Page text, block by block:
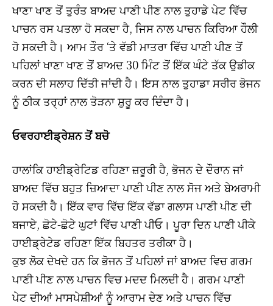
ਖਾਣਾ ਖਾਣ ਤੋਂ ਤੁਰੰਤ ਬਾਅਦ ਪਾਣੀ ਪੀਣ ਨਾਲ ਤੁਹਾਡੇ ਪੇਟ ਵਿੱਚ
ਪਾਚਨ ਰਸ ਪਤਲਾ ਹੋ ਸਕਦਾ ਹੈ, ਜਿਸ ਨਾਲ ਪਾਚਨ ਕਿਰਿਆ ਹੌਲੀ
ਹੋ ਸਕਦੀ ਹੈ। ਆਮ ਤੌਰ ‘ਤੇ ਵੱਡੀ ਮਾਤਰਾ ਵਿੱਚ ਪਾਣੀ ਪੀਣ ਤੋਂ
ਪਹਿਲਾਂ ਖਾਣਾ ਖਾਣ ਤੋਂ ਬਾਅਦ 30 ਮਿੰਟ ਤੋਂ ਇੱਕ ਘੰਟੇ ਤੱਕ ਉਡੀਕ
ਕਰਨ ਦੀ ਸਲਾਹ ਦਿੱਤੀ ਜਾਂਦੀ ਹੈ। ਇਸ ਨਾਲ ਤੁਹਾਡਾ ਸਰੀਰ ਭੋਜਨ
ਨੂੰ ਠੀਕ ਤਰ੍ਹਾਂ ਨਾਲ ਤੋੜਨਾ ਸ਼ੁਰੂ ਕਰ ਦਿੰਦਾ ਹੈ।
ਓਵਰਹਾਈਡ੍ਰੇਸ਼ਨ ਤੋਂ ਬਚੋ
ਹਾਲਾਂਕਿ ਹਾਈਡ੍ਰੇਟਿਡ ਰਹਿਣਾ ਜ਼ਰੂਰੀ ਹੈ, ਭੋਜਨ ਦੇ ਦੌਰਾਨ ਜਾਂ
ਬਾਅਦ ਵਿੱਚ ਬਹੁਤ ਜ਼ਿਆਦਾ ਪਾਣੀ ਪੀਣ ਨਾਲ ਸੋਜ ਅਤੇ ਬੇਅਰਾਮੀ
ਹੋ ਸਕਦੀ ਹੈ। ਇੱਕ ਵਾਰ ਵਿੱਚ ਇੱਕ ਵੱਡਾ ਗਲਾਸ ਪਾਣੀ ਪੀਣ ਦੀ
ਬਜਾਏ, ਛੋਟੇ-ਛੋਟੇ ਘੁਟਾਂ ਵਿੱਚ ਪਾਣੀ ਪੀਓ। ਪੂਰਾ ਦਿਨ ਪਾਣੀ ਪੀਕੇ
ਹਾਈਡ੍ਰੇਟੇਡ ਰਹਿਣਾ ਇੱਕ ਬਿਹਤਰ ਤਰੀਕਾ ਹੈ।
ਕੁਝ ਲੋਕ ਦੇਖਦੇ ਹਨ ਕਿ ਭੋਜਨ ਤੋਂ ਪਹਿਲਾਂ ਜਾਂ ਬਾਅਦ ਵਿਚ ਗਰਮ
ਪਾਣੀ ਪੀਣ ਨਾਲ ਪਾਚਨ ਵਿਚ ਮਦਦ ਮਿਲਦੀ ਹੈ। ਗਰਮ ਪਾਣੀ
ਪੇਟ ਦੀਆਂ ਮਾਸਪੇਸ਼ੀਆਂ ਨੂੰ ਆਰਾਮ ਦੇਣ ਅਤੇ ਪਾਚਨ ਵਿੱਚ